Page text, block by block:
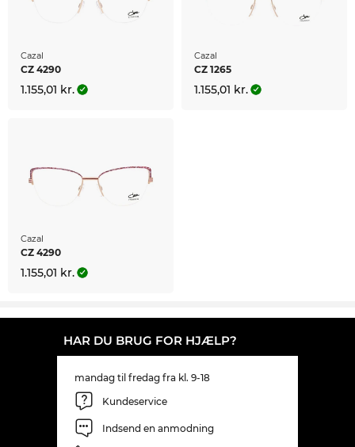
Cazal
CZ 4290
1.155,01 kr.
Cazal
CZ 1265
1.155,01 kr.
Cazal
CZ 4290
1.155,01 kr.
HAR DU BRUG FOR HJÆLP?
mandag til fredag fra kl. 9-18
Kundeservice
Indsend en anmodning